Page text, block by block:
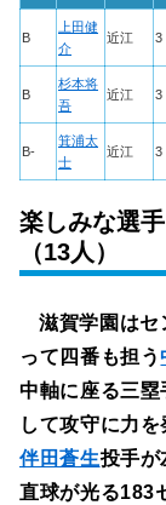
B
上田健
介
近江 3
B
杉本将
吾
近江 3
B-
箕浦太
士
近江 3
楽しみな選
（13人）
滋賀学園はセ
って四番も担う
中軸に座る三塁
して攻守に力を
伴田蒼生投手が
直球が光る183